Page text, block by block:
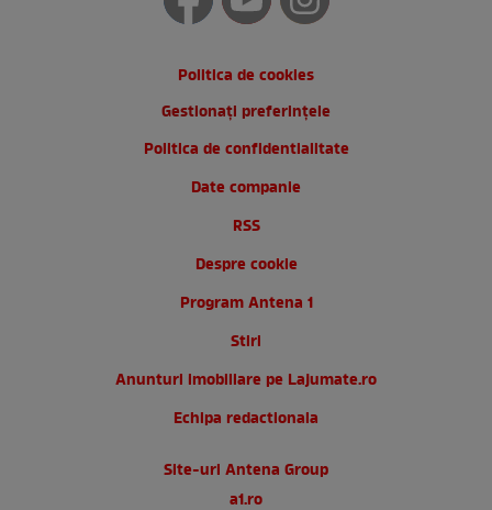
Politica de cookies
Gestionați preferințele
Politica de confidentialitate
Date companie
RSS
Despre cookie
Program Antena 1
Stiri
Anunturi imobiliare pe Lajumate.ro
Echipa redactionala
Site-uri Antena Group
a1.ro